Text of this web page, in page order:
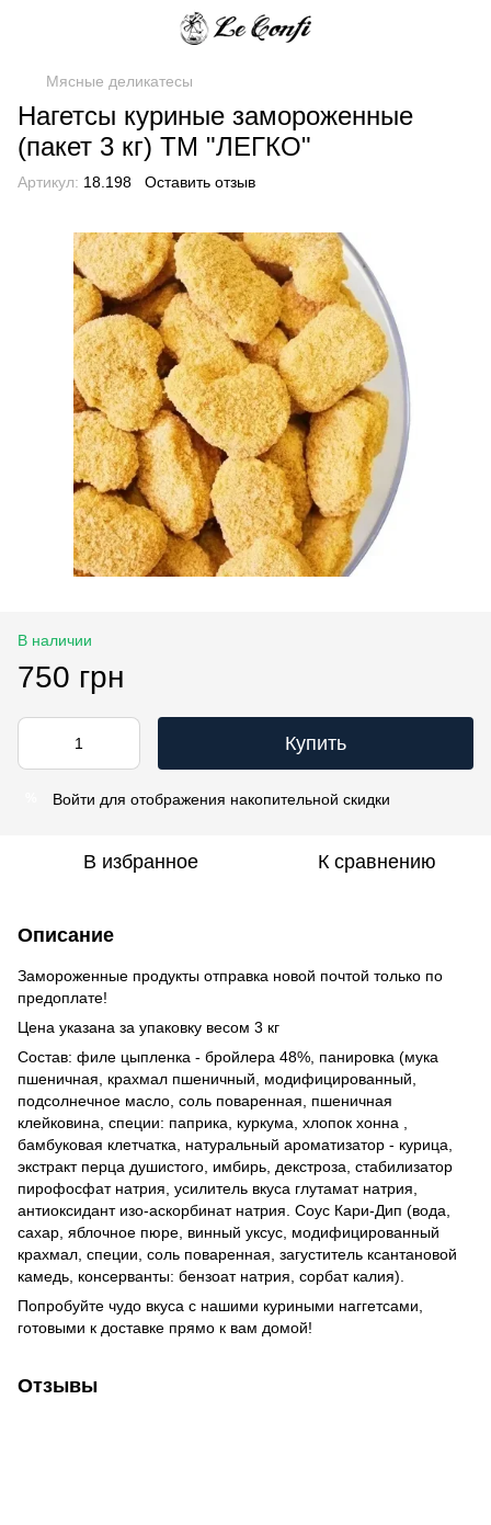
Мясные деликатесы
Нагетсы куриные замороженные
(пакет 3 кг) ТМ "ЛЕГКО"
Артикул: 18.198 Оставить отзыв
В наличии
750 грн
Купить
Войти для отображения накопительной скидки
В избранное К сравнению
Описание
Замороженные продукты отправка новой почтой только по
предоплате!
Цена указана за упаковку весом 3 кг
Состав: филе цыпленка - бройлера 48%, панировка (мука
пшеничная, крахмал пшеничный, модифицированный,
подсолнечное масло, соль поваренная, пшеничная
клейковина, специи: паприка, куркума, хлопок хонна ,
бамбуковая клетчатка, натуральный ароматизатор - курица,
экстракт перца душистого, имбирь, декстроза, стабилизатор
пирофосфат натрия, усилитель вкуса глутамат натрия,
антиоксидант изо-аскорбинат натрия. Соус Кари-Дип (вода,
сахар, яблочное пюре, винный уксус, модифицированный
крахмал, специи, соль поваренная, загуститель ксантановой
камедь, консерванты: бензоат натрия, сорбат калия).
Попробуйте чудо вкуса с нашими куриными наггетсами,
готовыми к доставке прямо к вам домой!
Отзывы